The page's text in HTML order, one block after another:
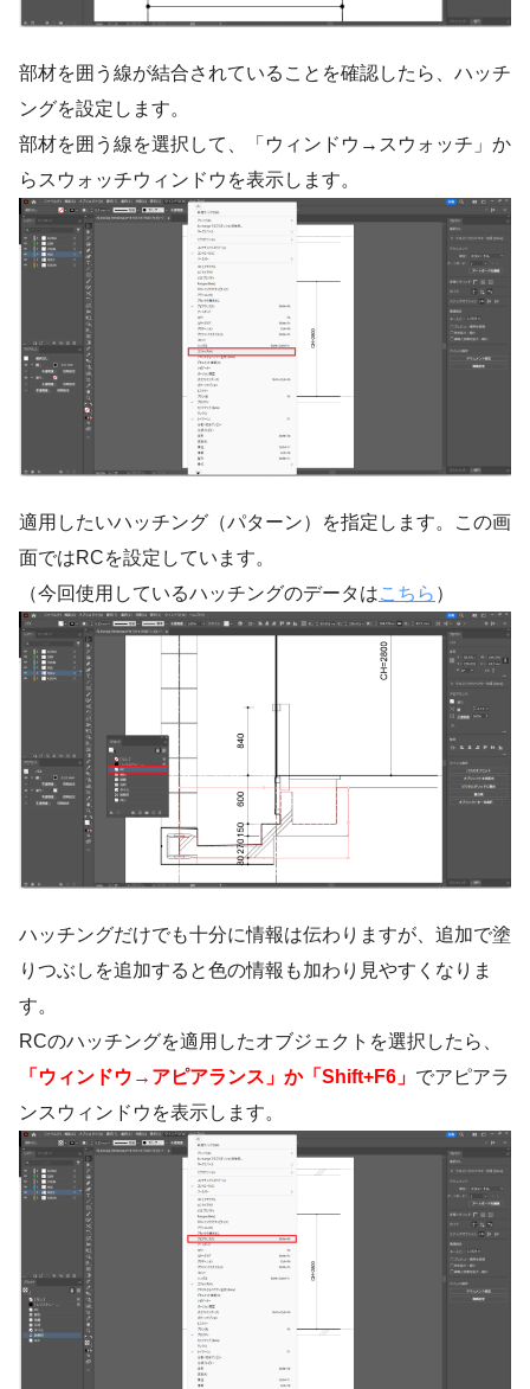
部材を囲う線が結合されていることを確認したら、ハッチ
ングを設定します。
部材を囲う線を選択して、「ウィンドウ→スウォッチ」か
らスウォッチウィンドウを表示します。
適用したいハッチング（パターン）を指定します。この画
面ではRCを設定しています。
（今回使用しているハッチングのデータはこちら ）
ハッチングだけでも十分に情報は伝わりますが、追加で塗
りつぶしを追加すると色の情報も加わり見やすくなりま
す。
RCのハッチングを適用したオブジェクトを選択したら、
「ウィンドウ→アピアランス」か「Shift+F6」 でアピアラ
ンスウィンドウを表示します。